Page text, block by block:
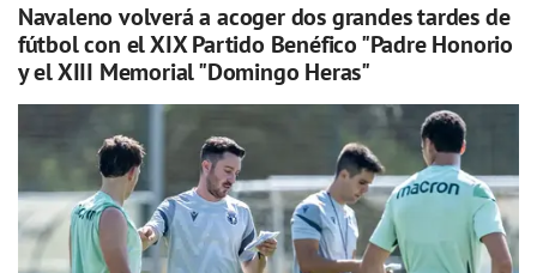
Navaleno volverá a acoger dos grandes tardes de
fútbol con el XIX Partido Benéfico "Padre Honorio
y el XIII Memorial "Domingo Heras"